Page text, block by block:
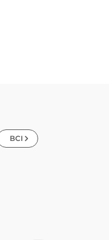
ВСІ